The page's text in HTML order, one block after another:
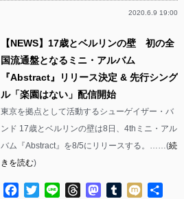
2020.6.9 19:00
【NEWS】17歳とベルリンの壁 初の全
国流通盤となるミニ・アルバム
『Abstract』リリース決定 & 先行シング
ル「楽園はない」配信開始
東京を拠点として活動するシューゲイザー・バ
ンド 17歳とベルリンの壁は8日、4thミニ・アル
バム『Abstract』を8/5にリリースする。……(続
きを読む)
Facebook
TwitterLine ThreadsMastodon
Tumblr
Mixi